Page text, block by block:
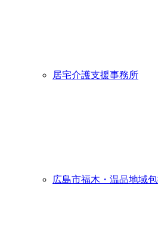
居宅介護支援事務所
広島市福木・温品地域